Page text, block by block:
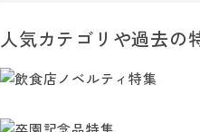
人気カテゴリや過去の